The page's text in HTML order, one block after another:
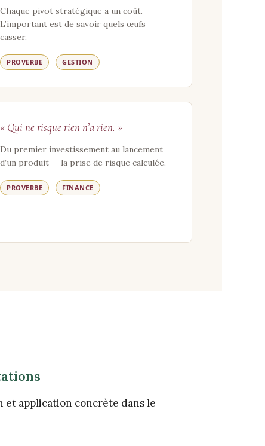
Chaque pivot stratégique a un coût.
L’important est de savoir quels œufs
casser.
PROVERBE GESTION
« Qui ne risque rien n’a rien. »
Du premier investissement au lancement
d’un produit — la prise de risque calculée.
PROVERBE FINANCE
et application concrète dans le